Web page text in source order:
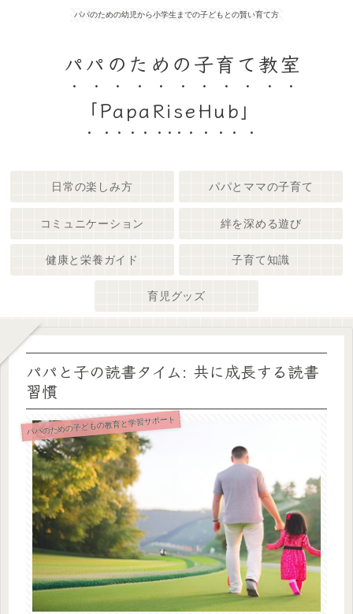
パパのための幼児から小学生までの子どもとの賢い育て方
パパのための子育て教室
「PapaRiseHub」
日常の楽しみ方 パパとママの子育て
コミュニケーション 絆を深める遊び
健康と栄養ガイド 子育て知識
育児グッズ
パパと子の読書タイム: 共に成長する読書
習慣
パパのための子どもの教育と学習サポート